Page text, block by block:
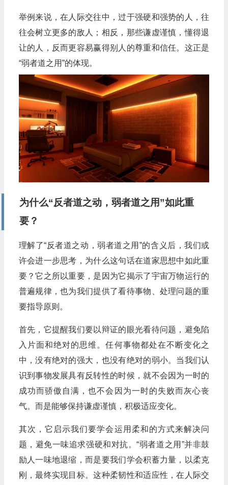
举例来说，在人际交往中，过于强硬和强势的人，往
往会树立更多的敌人；相反，那些谦虚谨慎，懂得退
让的人，反而更容易赢得别人的尊重和信任。这正是
“弱者道之用”的体现。
为什么“反者道之动，弱者道之用”如此重
要？
理解了“反者道之动，弱者道之用”的含义后，我们或
许会进一步思考，为什么这句话在道家思想中如此重
要？它之所以重要，是因为它揭示了宇宙万物运行的
普遍规律，也为我们提供了看待事物、处理问题的重
要指导原则。
首先，它提醒我们要以辩证的眼光看待问题，避免陷
入片面和绝对的思维。任何事物都处在不断变化之
中，没有绝对的强大，也没有绝对的弱小。当我们认
识到事物发展具有反转性的时候，就不会因为一时的
成功而骄傲自满，也不会因为一时的失败而灰心丧
气。而是能够保持谦虚谨慎，积极适应变化。
其次，它启示我们要学会运用柔和的方式来解决问
题，避免一味追求强硬和对抗。“弱者道之用”并非鼓
励人一味地退缩，而是要我们学会积蓄力量，以柔克
刚，最终实现目标。这种柔韧性和适应性，在人际交